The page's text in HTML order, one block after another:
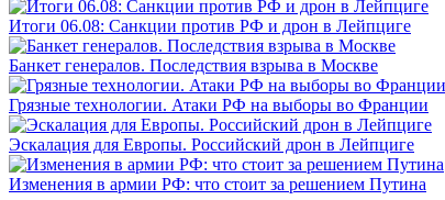
Итоги 06.08: Санкции против РФ и дрон в Лейпциге
Банкет генералов. Последствия взрыва в Москве
Грязные технологии. Атаки РФ на выборы во Франции
Эскалация для Европы. Российский дрон в Лейпциге
Изменения в армии РФ: что стоит за решением Путина